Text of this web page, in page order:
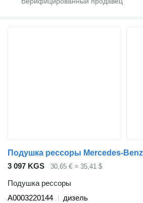
3 097 KGS 30,65 € ≈ 35,41 $
Подушка рессоры
A0003220144
дизель